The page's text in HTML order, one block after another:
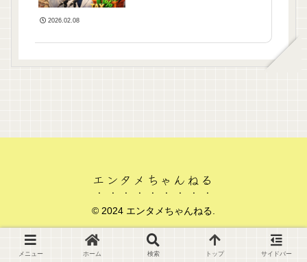
2026.02.08
エンタメちゃんねる
© 2024 エンタメちゃんねる.
メニュー ホーム 検索 トップ サイドバー